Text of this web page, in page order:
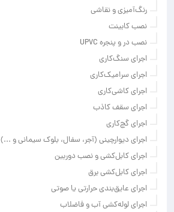
رنگ‌آمیزی و نقاشی
نصب کابینت
نصب در و پنجره UPVC
اجرای سنگ‌کاری
اجرای سرامیک‌کاری
اجرای کاشی‌کاری
اجرای سقف کاذب
اجرای گچ‌کاری
اجرای دیوارچینی (آجر، سفال، بلوک سیمانی و ...)
اجرای کابل‌کشی و نصب دوربین
اجرای کابل‌کشی برق
اجرای عایق‌بندی حرارتی یا صوتی
اجرای لوله‌کشی آب و فاضلاب